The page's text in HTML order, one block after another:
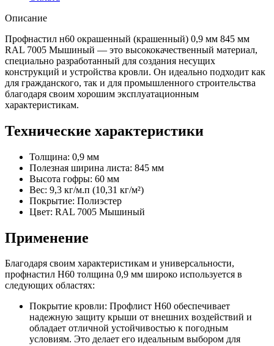
Описание
Профнастил н60 окрашенный (крашенный) 0,9 мм 845 мм
RAL 7005 Мышиный — это высококачественный материал,
специально разработанный для создания несущих
конструкций и устройства кровли. Он идеально подходит как
для гражданского, так и для промышленного строительства
благодаря своим хорошим эксплуатационным
характеристикам.
Технические характеристики
Толщина: 0,9 мм
Полезная ширина листа: 845 мм
Высота гофры: 60 мм
Вес: 9,3 кг/м.п (10,31 кг/м²)
Покрытие: Полиэстер
Цвет: RAL 7005 Мышиный
Применение
Благодаря своим характеристикам и универсальности,
профнастил Н60 толщина 0,9 мм широко используется в
следующих областях:
Покрытие кровли: Профлист Н60 обеспечивает
надежную защиту крыши от внешних воздействий и
обладает отличной устойчивостью к погодным
условиям. Это делает его идеальным выбором для